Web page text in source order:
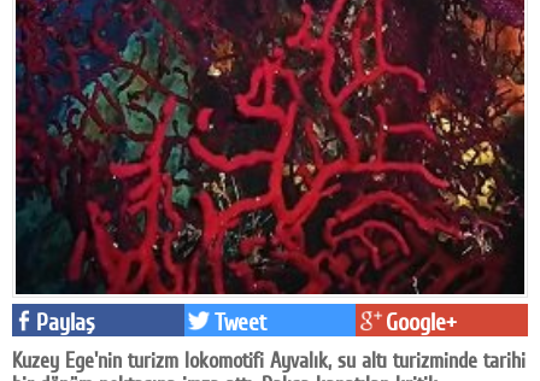
Karikatür
Youtube
Polemik
Reklam
Yazarlar
Künye
SOSYAL MEDYA
Facebook
Paylaş Tweet Google+
Kuzey Ege'nin turizm lokomotifi Ayvalık, su altı turizminde tarihi